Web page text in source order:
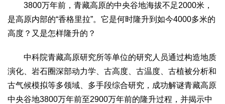
政治
深化改革 依法治国 司法公正
文化观察
智海钩沉
3800万年前，青藏高原的中央谷地海拔不足2000米，
是高原内部的“香格里拉”。它是何时隆升到如今4000多米的
高度？又是怎样隆升的？
中科院青藏高原研究所等单位的研究人员通过构造地质
演化、岩石圈深部动力学、古高度、古温度、古植被分析和
古气候模拟等多领域、多手段综合研究，成功解谜青藏高原
中央谷地3800万年前至2900万年前的隆升过程，并揭示中